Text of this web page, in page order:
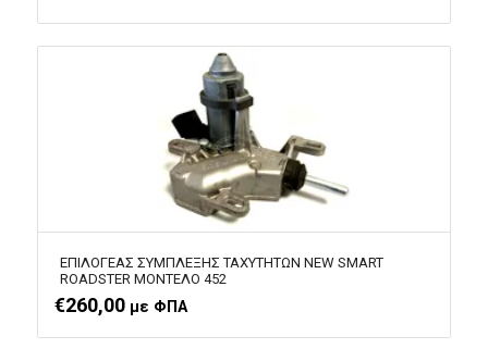
ΕΠΙΛΟΓΕΑΣ ΣΥΜΠΛΕΞΗΣ ΤΑΧΥΤΗΤΩΝ NEW SMART
ROADSTER ΜΟΝΤΕΛΟ 452
€260,00 με ΦΠΑ